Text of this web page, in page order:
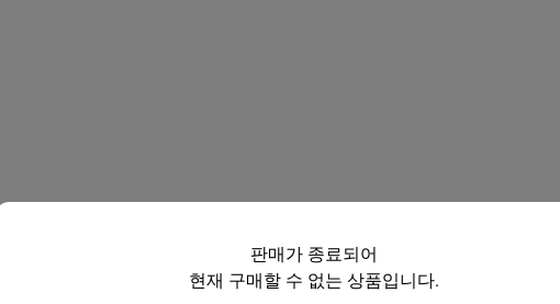
판매가 종료되어
현재 구매할 수 없는 상품입니다.